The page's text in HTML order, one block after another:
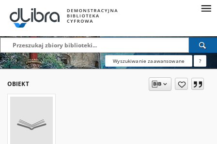
Wyszukiwanie zaawansowane ?
OBIEKT